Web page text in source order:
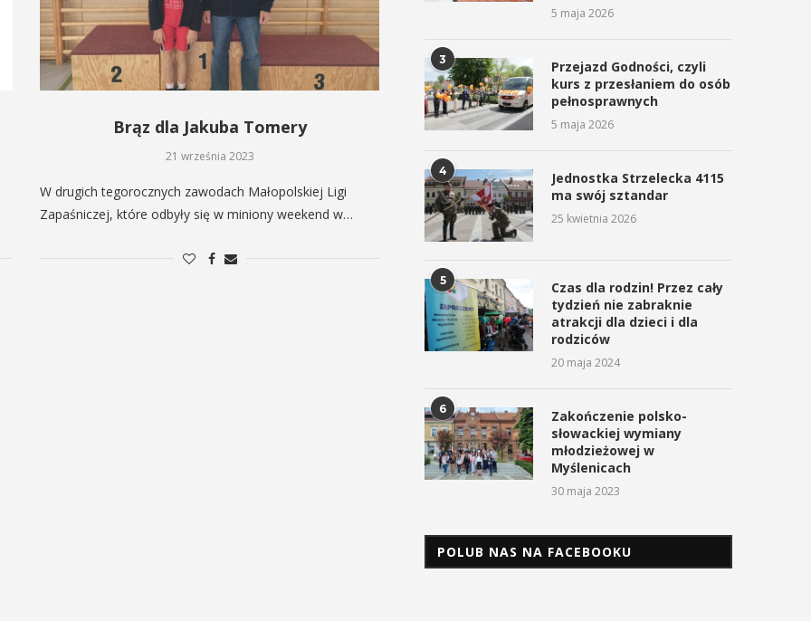
Brąz dla Jakuba Tomery
21 września 2023
W drugich tegorocznych zawodach Małopolskiej Ligi
Zapaśniczej, które odbyły się w miniony weekend w…
5 maja 2026
3
Przejazd Godności, czyli
kurs z przesłaniem do osób
pełnosprawnych
5 maja 2026
4
Jednostka Strzelecka 4115
ma swój sztandar
25 kwietnia 2026
5
Czas dla rodzin! Przez cały
tydzień nie zabraknie
atrakcji dla dzieci i dla
rodziców
20 maja 2024
6
Zakończenie polsko-
słowackiej wymiany
młodzieżowej w
Myślenicach
30 maja 2023
POLUB NAS NA FACEBOOKU